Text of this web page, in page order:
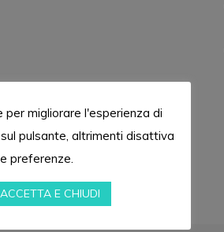
migliorare l'esperienza di
pulsante, altrimenti disattiva
preferenze.
ACCETTA E CHIUDI